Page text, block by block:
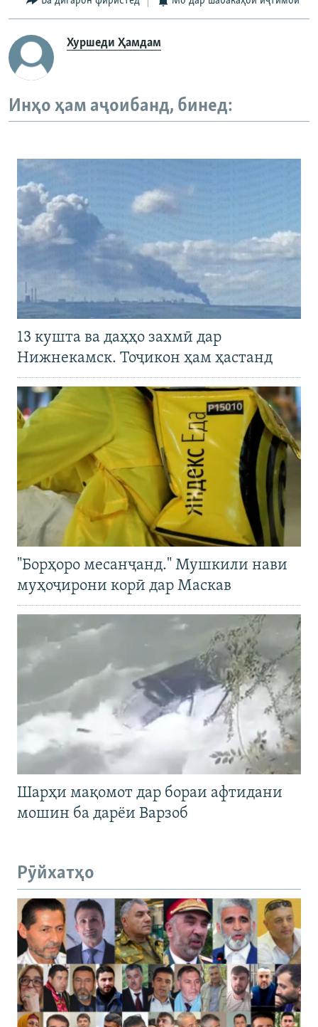
Хуршеди Ҳамдам
Инҳо ҳам аҷоибанд, бинед:
13 кушта ва даҳҳо захмӣ дар
Нижнекамск. Тоҷикон ҳам ҳастанд
"Борҳоро месанҷанд." Мушкили нави
муҳоҷирони корӣ дар Маскав
Шарҳи мақомот дар бораи афтидани
мошин ба дарёи Варзоб
Рӯйхатҳо